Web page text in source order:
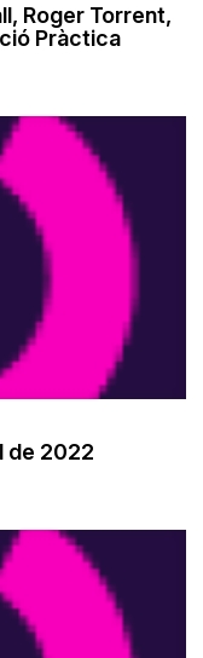
Roger Torrent,
Pràctica
de 2022